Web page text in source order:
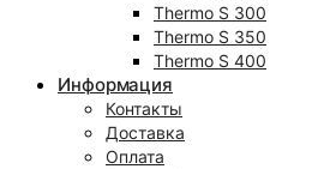
Thermo S 300
Thermo S 350
Thermo S 400
Информация
Контакты
Доставка
Оплата